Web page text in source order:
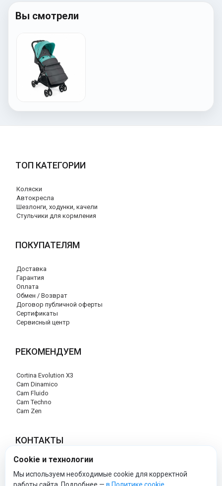
Вы смотрели
ТОП КАТЕГОРИИ
Коляски
Автокресла
Шезлонги, ходунки, качели
Стульчики для кормления
ПОКУПАТЕЛЯМ
Доставка
Гарантия
Оплата
Обмен / Возврат
Договор публичной оферты
Сертификаты
Сервисный центр
РЕКОМЕНДУЕМ
Cortina Evolution X3
Cam Dinamico
Cam Fluido
Cam Techno
Cam Zen
КОНТАКТЫ
+7 (495) 120-29-85
info@cam-official-store.ru
Cookie и технологии
Мы используем необходимые cookie для корректной